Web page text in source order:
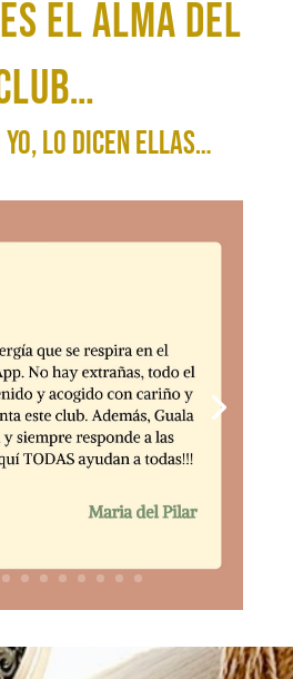
el alma del
yo, lo dicen ellas…